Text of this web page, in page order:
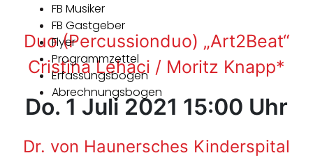
FB Musiker
FB Gastgeber
Flyer
Programmzettel
Erfassungsbogen
Abrechnungsbogen
Duo (Percussionduo) „Art2Beat“
Cristina Lehaci / Moritz Knapp*
Do. 1 Juli 2021 15:00 Uhr
Dr. von Haunersches Kinderspital